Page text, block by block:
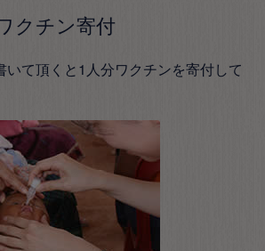
クチン寄付
いて頂くと1人分ワクチンを寄付して